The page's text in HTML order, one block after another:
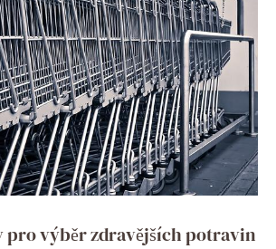
výběr zdravějších potravin